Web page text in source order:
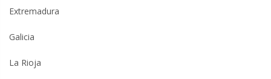
Extremadura
Galicia
La Rioja